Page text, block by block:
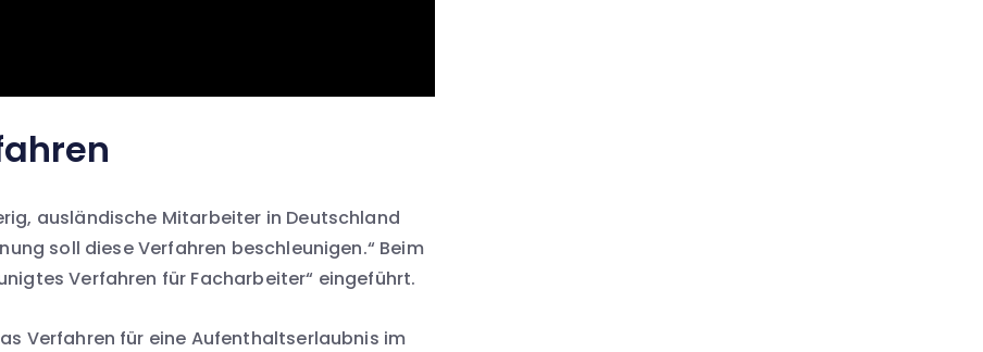
ausländische Mitarbeiter in Deutschland
soll diese Verfahren beschleunigen.“ Beim
Verfahren für Facharbeiter“ eingeführt.
Verfahren für eine Aufenthaltserlaubnis im